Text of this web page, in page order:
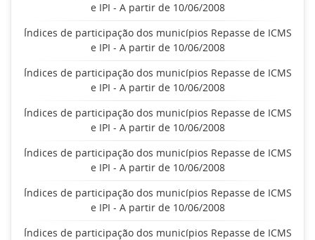
e IPI - A partir de 10/06/2008
Índices de participação dos municípios Repasse de ICMS
e IPI - A partir de 10/06/2008
Índices de participação dos municípios Repasse de ICMS
e IPI - A partir de 10/06/2008
Índices de participação dos municípios Repasse de ICMS
e IPI - A partir de 10/06/2008
Índices de participação dos municípios Repasse de ICMS
e IPI - A partir de 10/06/2008
Índices de participação dos municípios Repasse de ICMS
e IPI - A partir de 10/06/2008
Índices de participação dos municípios Repasse de ICMS